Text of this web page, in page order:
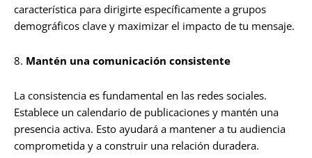
característica para dirigirte específicamente a grupos
demográficos clave y maximizar el impacto de tu mensaje.
8. Mantén una comunicación consistente
La consistencia es fundamental en las redes sociales.
Establece un calendario de publicaciones y mantén una
presencia activa. Esto ayudará a mantener a tu audiencia
comprometida y a construir una relación duradera.